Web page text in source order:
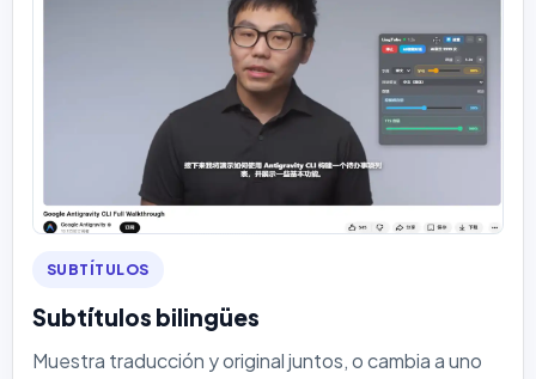
SUBTÍTULOS
Subtítulos bilingües
Muestra traducción y original juntos, o cambia a uno